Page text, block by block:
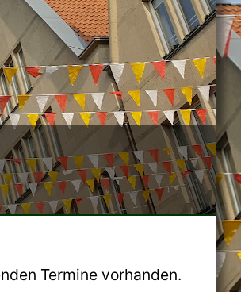
Termine vorhanden.